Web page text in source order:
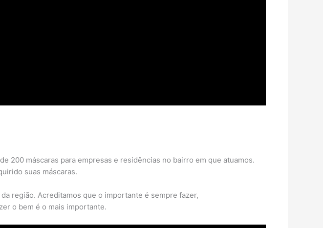
200 máscaras para empresas e residências no bairro em que atuamos.
suas máscaras.
região. Acreditamos que o importante é sempre fazer,
o bem é o mais importante.